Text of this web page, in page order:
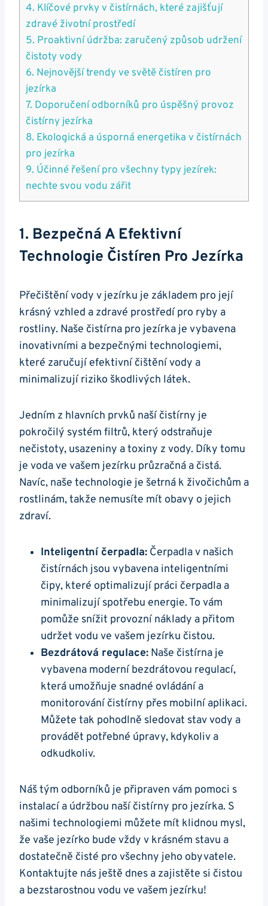
4. Klíčové prvky v čistírnách, které zajišťují
zdravé životní prostředí
5. Proaktivní údržba: zaručený způsob udržení
čistoty vody
6. Nejnovější trendy ve světě čistíren pro
jezírka
7. Doporučení odborníků pro úspěšný provoz
čistírny jezírka
8. Ekologická a úsporná energetika v čistírnách
pro jezírka
9. Účinné řešení pro všechny typy jezírek:
nechte svou vodu zářit
1. Bezpečná A Efektivní
Technologie Čistíren Pro Jezírka
Přečištění vody v jezírku je základem pro její
krásný vzhled a zdravé prostředí pro ryby a
rostliny. Naše čistírna pro jezírka je vybavena
inovativními a bezpečnými technologiemi,
které zaručují efektivní čištění vody a
minimalizují riziko škodlivých látek.
Jedním z hlavních prvků naší čistírny je
pokročilý systém filtrů, který odstraňuje
nečistoty, usazeniny a toxiny z vody. Díky tomu
je voda ve vašem jezírku průzračná a čistá.
Navíc, naše technologie je šetrná k živočichům a
rostlinám, takže nemusíte mít obavy o jejich
zdraví.
Inteligentní čerpadla: Čerpadla v našich
čistírnách jsou vybavena inteligentními
čipy, které optimalizují práci čerpadla a
minimalizují spotřebu energie. To vám
pomůže snížit provozní náklady a přitom
udržet vodu ve vašem jezírku čistou.
Bezdrátová regulace: Naše čistírna je
vybavena moderní bezdrátovou regulací,
která umožňuje snadné ovládání a
monitorování čistírny přes mobilní aplikaci.
Můžete tak pohodlně sledovat stav vody a
provádět potřebné úpravy, kdykoliv a
odkudkoliv.
Náš tým odborníků je připraven vám pomoci s
instalací a údržbou naší čistírny pro jezírka. S
našimi technologiemi můžete mít klidnou mysl,
že vaše jezírko bude vždy v krásném stavu a
dostatečně čisté pro všechny jeho obyvatele.
Kontaktujte nás ještě dnes a zajistěte si čistou
a bezstarostnou vodu ve vašem jezírku!